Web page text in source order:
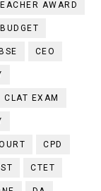
AWARD
BUDGET
CEO
CLAT EXAM
CPD
CTET